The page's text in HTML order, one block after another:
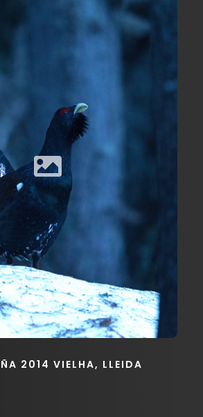
2014 VIELHA, LLEIDA